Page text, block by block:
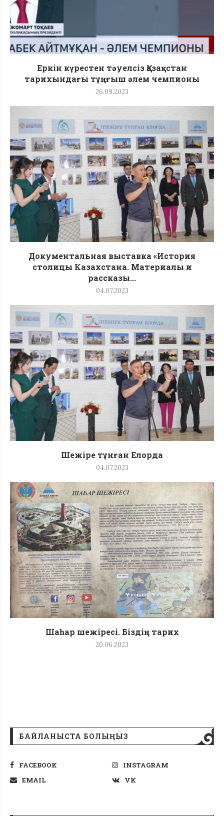
Еркін күрестен тәуелсіз Қазақстан
тарихындағы тұңғыш әлем чемпионы
26.09.2023
Документальная выставка «История
столицы Казахстана. Материалы и
рассказы...
04.07.2023
Шежіре тұнған Елорда
04.07.2023
Шаһар шежіресі. Біздің тарих
20.06.2023
БАЙЛАНЫСТА БОЛЫҢЫЗ
FACEBOOK
INSTAGRAM
EMAIL
VK